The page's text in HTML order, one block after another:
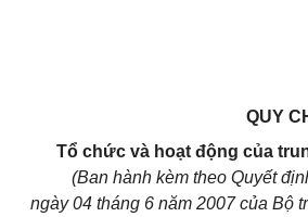
QUY
Tổ chức và hoạt động của
(Ban hành kèm theo Quyết
ngày 04 tháng 6 năm 2007 của Bộ